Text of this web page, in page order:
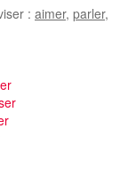
: aimer, parler,